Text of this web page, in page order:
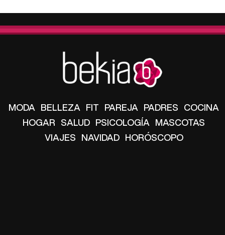
MODA BELLEZA FIT PAREJA PADRES COCINA
HOGAR SALUD PSICOLOGÍA MASCOTAS
VIAJES NAVIDAD HORÓSCOPO